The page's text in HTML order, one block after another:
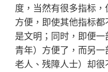
度，当然有很多指标，
方便，即使其他指标
是文明；同时，即便
青年）方便了，而另
老人、残障人士）却